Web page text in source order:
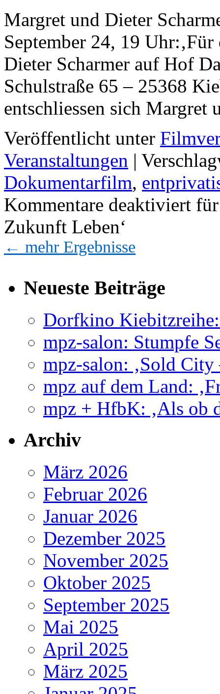
Margret und Dieter
September 24, 19
Dieter Scharmer auf Hof
Schulstraße 65 – 25368
entschliessen sich
Veröffentlicht unter
Veranstaltungen |
Dokumentarfilm,
Kommentare deaktiviert
Zukunft Leben‘
← mehr Ergebnisse
Neueste Beiträge
Dorfkino Kiebitzreihe:
mpz-salon: Stumpfe
mpz-salon: ‚Sold
mpz auf dem Land:
mpz + HfbK: ‚Als ob
Archiv
März 2026
Februar 2026
Januar 2026
Dezember 2025
November 2025
Oktober 2025
September 2025
Mai 2025
April 2025
März 2025